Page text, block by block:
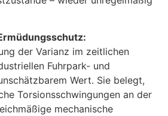
der Varianz im zeitlichen
Fuhrpark- und
Wert. Sie belegt,
Torsionsschwingungen an der
mechanische